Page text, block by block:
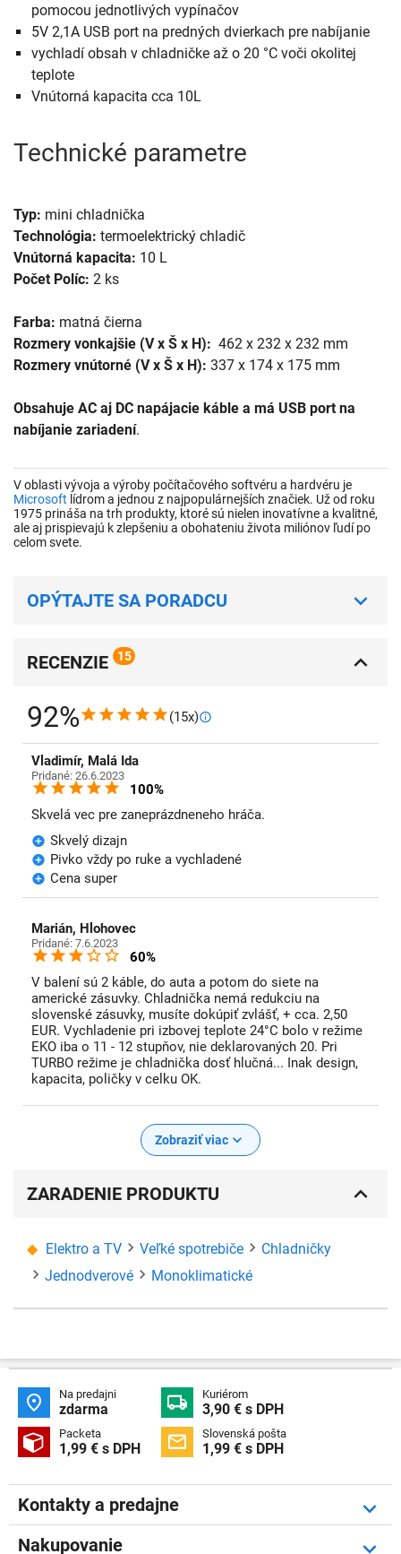
pomocou jednotlivých vypínačov
5V 2,1A USB port na predných dvierkach pre nabíjanie
vychladí obsah v chladničke až o 20 °C voči okolitej
teplote
Vnútorná kapacita cca 10L
Technické parametre
Typ: mini chladnička
Technológia: termoelektrický chladič
Vnútorná kapacita: 10 L
Počet Políc: 2 ks
Farba: matná čierna
Rozmery vonkajšie (V x Š x H): 462 x 232 x 232 mm
Rozmery vnútorné (V x Š x H): 337 x 174 x 175 mm
Obsahuje AC aj DC napájacie káble a má USB port na
nabíjanie zariadení.
V oblasti vývoja a výroby počítačového softvéru a hardvéru je
Microsoft lídrom a jednou z najpopulárnejších značiek. Už od roku
1975 prináša na trh produkty, ktoré sú nielen inovatívne a kvalitné,
ale aj prispievajú k zlepšeniu a obohateniu života miliónov ľudí po
celom svete.
OPÝTAJTE SA PORADCU
RECENZIE 15
92% (15x)
Vladimír, Malá Ida
Pridané: 26.6.2023
100%
Skvelá vec pre zaneprázdneneho hráča.
Skvelý dizajn
Pivko vždy po ruke a vychladené
Cena super
Marián, Hlohovec
Pridané: 7.6.2023
60%
V balení sú 2 káble, do auta a potom do siete na
americké zásuvky. Chladnička nemá redukciu na
slovenské zásuvky, musíte dokúpiť zvlášť, + cca. 2,50
EUR. Vychladenie pri izbovej teplote 24°C bolo v režime
EKO iba o 11 - 12 stupňov, nie deklarovaných 20. Pri
TURBO režime je chladnička dosť hlučná... Inak design,
kapacita, poličky v celku OK.
Zobraziť viac
ZARADENIE PRODUKTU
Elektro a TV Veľké spotrebiče
Chladničky
Jednodverové
Monoklimatické
 Na predajni
zdarma  Kuriérom
3,90 € s DPH
 Packeta
1,99 € s DPH  Slovenská pošta
1,99 € s DPH
Kontakty a predajne
Nakupovanie